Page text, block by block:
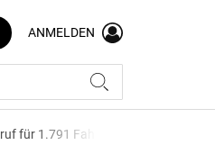
ANMELDEN
für 1.791 Fahrzeuge in